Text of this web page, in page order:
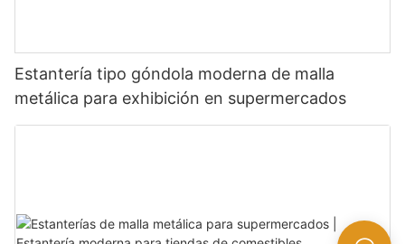
Estantería tipo góndola moderna de malla
metálica para exhibición en supermercados